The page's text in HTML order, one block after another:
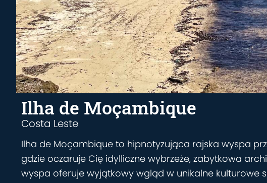
Ilha de Moçambique
Costa Leste
Ilha de Moçambique to hipnotyzująca rajska wyspa
gdzie oczaruje Cię idylliczne wybrzeże, zabytkowa
wyspa oferuje wyjątkowy wgląd w unikalne kulturowe